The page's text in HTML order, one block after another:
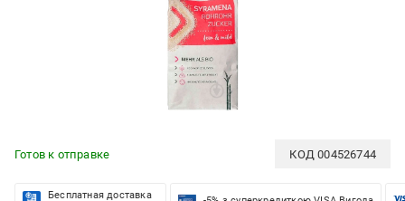
Готов к отправке КОД004526744
Бесплатная доставка